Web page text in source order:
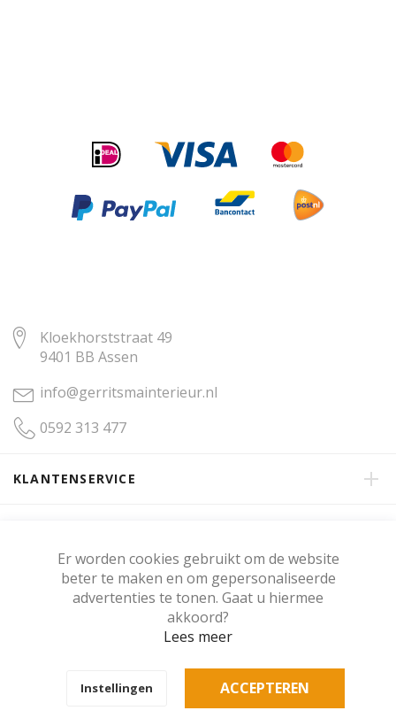
Er worden cookies gebruikt om de website
beter te maken en om gepersonaliseerde
advertenties te tonen. Gaat u hiermee
akkoord?
Lees meer
Instellingen ACCEPTEREN
Kloekhorststraat 49
9401 BB Assen
info@gerritsmainterieur.nl
0592 313 477
KLANTENSERVICE
KLANTENBEOORDELING
Copyright © Gerritsma Interieur.